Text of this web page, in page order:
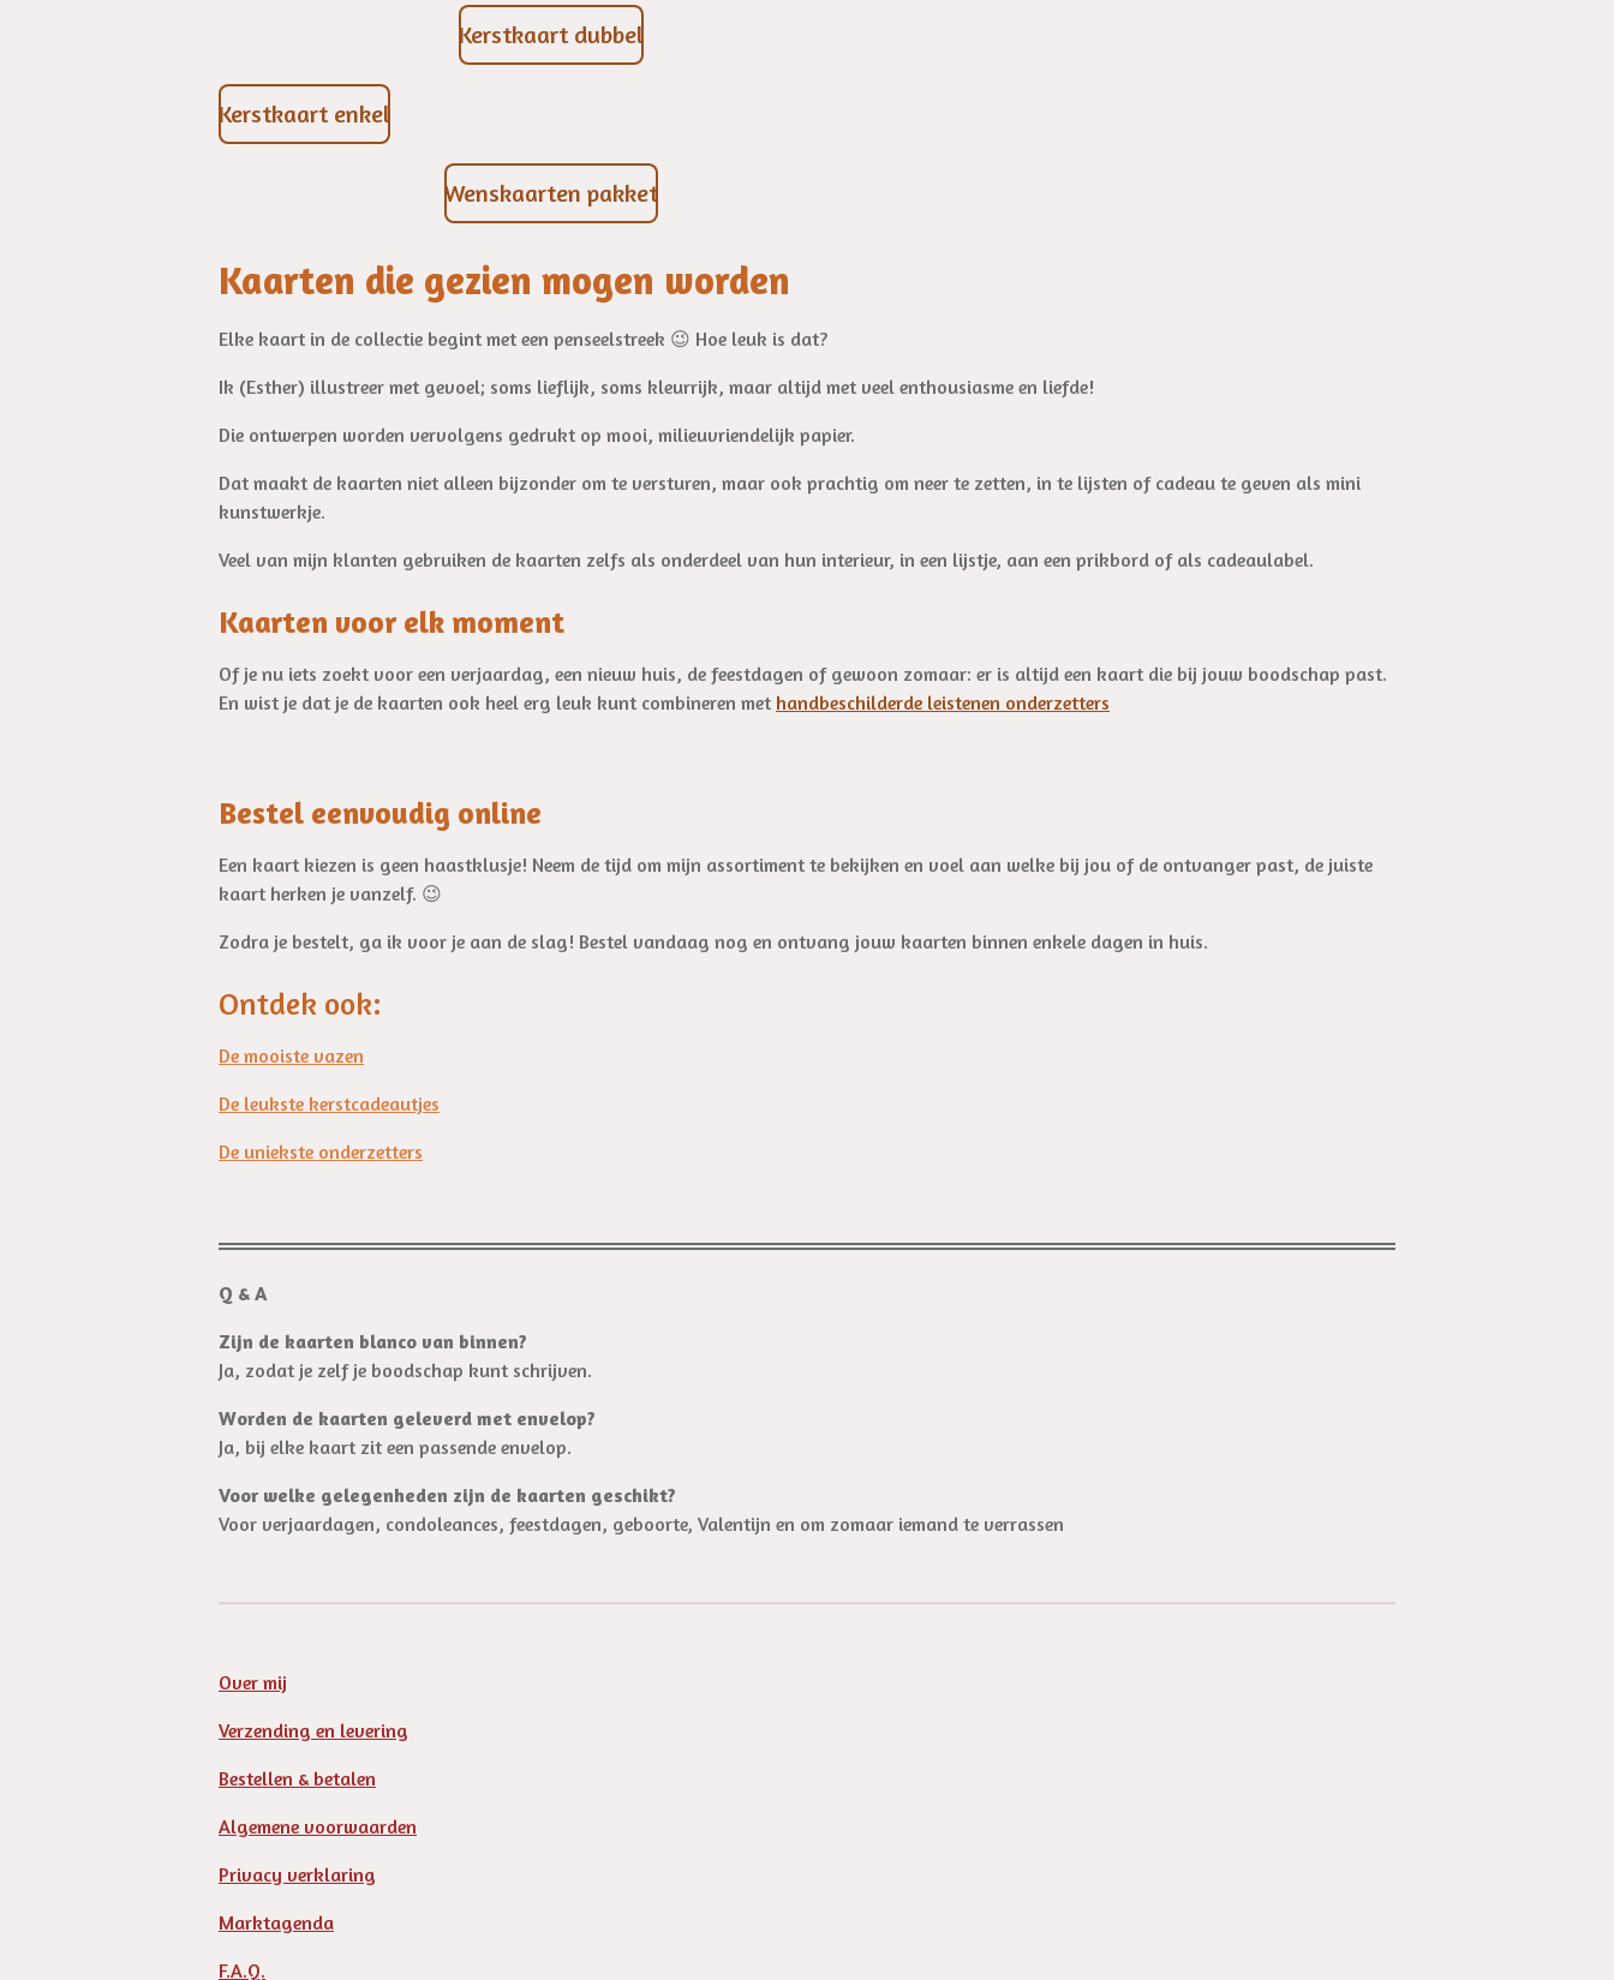
Kerstkaart dubbel
Kerstkaart enkel
Wenskaarten pakket
Kaarten die gezien mogen worden
Elke kaart in de collectie begint met een penseelstreek 😉 Hoe leuk is dat?
Ik (Esther) illustreer met gevoel; soms lieflijk, soms kleurrijk, maar altijd met veel enthousiasme en liefde!
Die ontwerpen worden vervolgens gedrukt op mooi, milieuvriendelijk papier.
Dat maakt de kaarten niet alleen bijzonder om te versturen, maar ook prachtig om neer te zetten, in te lijsten of cadeau te geven als mini
kunstwerkje.
Veel van mijn klanten gebruiken de kaarten zelfs als onderdeel van hun interieur, in een lijstje, aan een prikbord of als cadeaulabel.
Kaarten voor elk moment
Of je nu iets zoekt voor een verjaardag, een nieuw huis, de feestdagen of gewoon zomaar: er is altijd een kaart die bij jouw boodschap past.
En wist je dat je de kaarten ook heel erg leuk kunt combineren met handbeschilderde leistenen onderzetters
Bestel eenvoudig online
Een kaart kiezen is geen haastklusje! Neem de tijd om mijn assortiment te bekijken en voel aan welke bij jou of de ontvanger past, de juiste
kaart herken je vanzelf. 😉
Zodra je bestelt, ga ik voor je aan de slag! Bestel vandaag nog en ontvang jouw kaarten binnen enkele dagen in huis.
Ontdek ook:
De mooiste vazen
De leukste kerstcadeautjes
De uniekste onderzetters
Q & A
Zijn de kaarten blanco van binnen?
Ja, zodat je zelf je boodschap kunt schrijven.
Worden de kaarten geleverd met envelop?
Ja, bij elke kaart zit een passende envelop.
Voor welke gelegenheden zijn de kaarten geschikt?
Voor verjaardagen, condoleances, feestdagen, geboorte, Valentijn en om zomaar iemand te verrassen
Over mij
Verzending en levering
Bestellen & betalen
Algemene voorwaarden
Privacy verklaring
Marktagenda
F.A.Q.